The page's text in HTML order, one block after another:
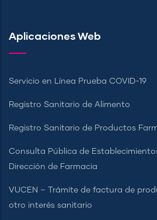
Aplicaciones Web
Servicio en Línea Prueba COVID-19
Registro Sanitario de Alimento
Registro Sanitario de Productos
Consulta Pública de
Dirección de Farmacia
VUCEN – Trámite de factura de
otro interés sanitario